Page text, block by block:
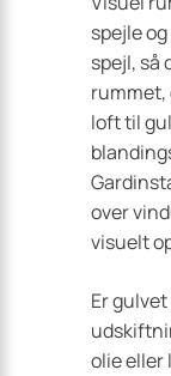
spejle
spejl, så
loft til
over
visuelt
Er
olie eller